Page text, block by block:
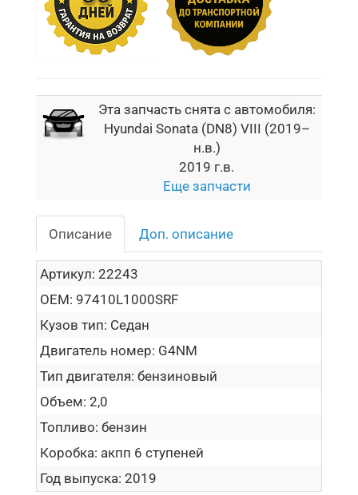
Эта запчасть снята с автомобиля:
Hyundai Sonata (DN8) VIII (2019–
н.в.)
2019 г.в.
Еще запчасти
Описание Доп. описание
Артикул: 22243
OEM: 97410L1000SRF
Кузов тип: Седан
Двигатель номер: G4NM
Тип двигателя: бензиновый
Объем: 2,0
Топливо: бензин
Коробка: акпп 6 ступеней
Год выпуска: 2019